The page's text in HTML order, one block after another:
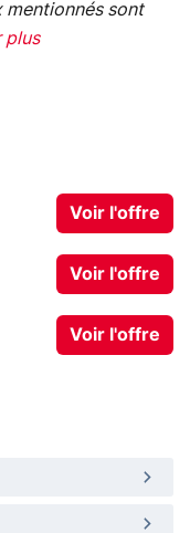
mentionnés sont
plus
Voir l'offre
Voir l'offre
Voir l'offre